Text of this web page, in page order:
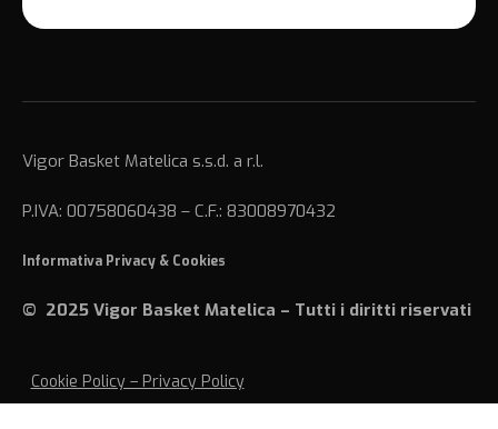
Vigor Basket Matelica s.s.d. a r.l.
P.IVA: 00758060438 – C.F.: 83008970432
Informativa Privacy & Cookies
© 2025 Vigor Basket Matelica – Tutti i diritti riservati
Cookie Policy – Privacy Policy